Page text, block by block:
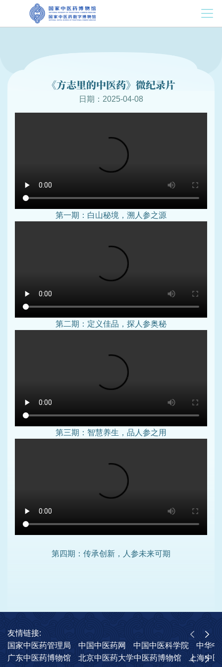
《方志里的中医药》微纪录片
日期：2025-04-08
第一期：白山秘境，溯人参之源
第二期：定义佳品，探人参奥秘
第三期：智慧养生，品人参之用
第四期：传承创新，人参未来可期
友情链接:
国家中医药管理局
中国中医药网 中国中医科学院
中华中
广东中医药博物馆
北京中医药大学中医药博物馆 上海中